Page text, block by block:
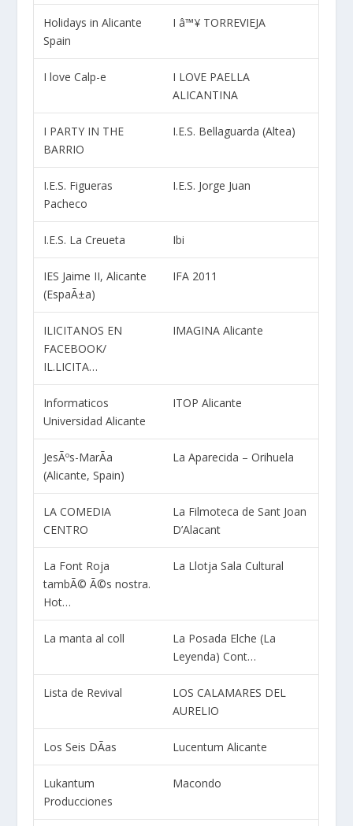
Holidays in Alicante
Spain
I â™¥ TORREVIEJA
I love Calp-e
I LOVE PAELLA
ALICANTINA
I PARTY IN THE
BARRIO
I.E.S. Bellaguarda (Altea)
I.E.S. Figueras
Pacheco
I.E.S. Jorge Juan
I.E.S. La Creueta Ibi
IES Jaime II, Alicante
(EspaÃ±a)
IFA 2011
ILICITANOS EN
FACEBOOK/
IL.LICITA…
IMAGINA Alicante
Informaticos
Universidad Alicante
ITOP Alicante
JesÃºs-MarÃ­a
(Alicante, Spain)
La Aparecida – Orihuela
LA COMEDIA
CENTRO
La Filmoteca de Sant Joan
D’Alacant
La Font Roja
tambÃ© Ã©s nostra.
Hot…
La Llotja Sala Cultural
La manta al coll
La Posada Elche (La
Leyenda) Cont…
Lista de Revival
LOS CALAMARES DEL
AURELIO
Los Seis DÃ­as Lucentum Alicante
Lukantum
Producciones
Macondo